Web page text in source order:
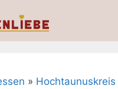
» Hochtaunuskreis